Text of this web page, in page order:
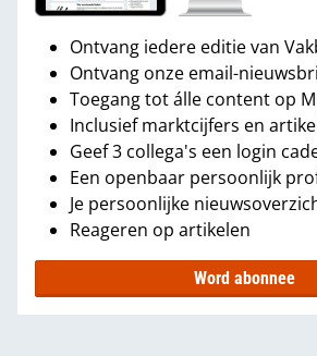
Ontvang iedere editie van
Ontvang onze email-
Toegang tot álle content op
Inclusief marktcijfers en
Geef 3 collega's een login
Een openbaar persoonlijk
Je persoonlijke
Reageren op artikelen
Word abonnee